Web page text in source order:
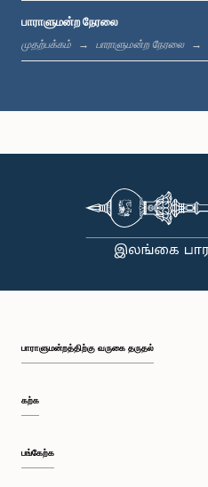
மு.ப. 11:37 - மு.ப. 11:45
மு.ப. 11:57 - பி.ப. 12:09
பி.ப. 12:09 - பி.ப. 12:18
பி.ப. 12:26 - பி.ப. 12:37
பாராளுமன்ற நேரலை
முதற்பக்கம் பாராளுமன்ற நேரலை
பாராளுமன்றத்திற்கு வருகை தருதல்
கற்க
பங்கேற்க